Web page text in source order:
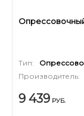
Тип:
Производитель:
9 439 РУБ.